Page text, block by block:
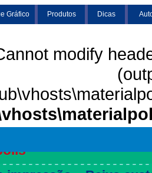
Gráfico Produtos Dicas
modify